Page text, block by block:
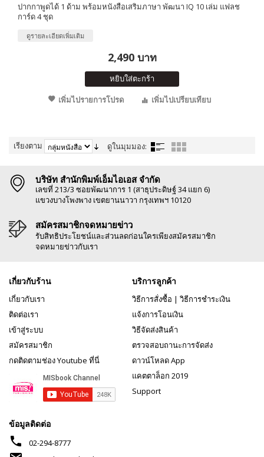
ปากกาพูดได้ 1 ด้าม พร้อมหนังสือเสริมภาษา พัฒนา IQ 10 เล่ม แฟลช
การ์ด 4 ชุด
ดูรายละเอียดเพิ่มเติม
2,490 บาท
หยิบใส่ตะกร้า
เพิ่มไปรายการโปรด
เพิ่มไปเปรียบเทียบ
เรียงตาม ดูในมุมมอง:
บริษัท สำนักพิมพ์เอ็มไอเอส จำกัด
เลขที่ 213/3 ซอยพัฒนาการ 1 (สาธุประดิษฐ์ 34 แยก 6)
แขวงบางโพงพาง เขตยานนาวา กรุงเทพฯ 10120
สมัครสมาชิกจดหมายข่าว
รับสิทธิประโยชน์และส่วนลดก่อนใครเพียงสมัครสมาชิก
จดหมายข่าวกับเรา
เกี่ยวกับร้าน
เกี่ยวกับเรา
ติดต่อเรา
เข้าสู่ระบบ
สมัครสมาชิก
กดติดตามช่อง Youtube ที่นี่
บริการลูกค้า
วิธีการสั่งซื้อ | วิธีการชำระเงิน
แจ้งการโอนเงิน
วิธีจัดส่งสินค้า
ตรวจสอบถานะการจัดส่ง
ดาวน์โหลด App
แคตตาล็อก 2019
Support
ข้อมูลติดต่อ
phone 02-294-8777